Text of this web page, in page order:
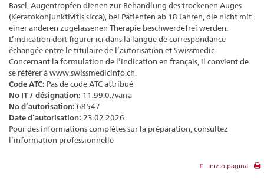
Basel, Augentropfen dienen zur Behandlung des trockenen Auges
(Keratokonjunktivitis sicca), bei Patienten ab 18 Jahren, die nicht mit
einer anderen zugelassenen Therapie beschwerdefrei werden.
L’indication doit figurer ici dans la langue de correspondance
échangée entre le titulaire de l’autorisation et Swissmedic.
Concernant la formulation de l’indication en français, il convient de
se référer à www.swissmedicinfo.ch.
Code ATC: Pas de code ATC attribué
No IT / désignation: 11.99.0./varia
No d’autorisation: 68547
Date d’autorisation: 23.02.2026
Pour des informations complètes sur la préparation, consultez
l’information professionnelle
Inizio pagina